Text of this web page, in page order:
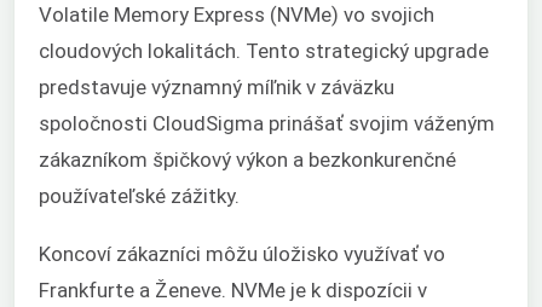
Volatile Memory Express (NVMe) vo svojich
cloudových lokalitách. Tento strategický upgrade
predstavuje významný míľnik v záväzku
spoločnosti CloudSigma prinášať svojim váženým
zákazníkom špičkový výkon a bezkonkurenčné
používateľské zážitky.
Koncoví zákazníci môžu úložisko využívať vo
Frankfurte a Ženeve. NVMe je k dispozícii v